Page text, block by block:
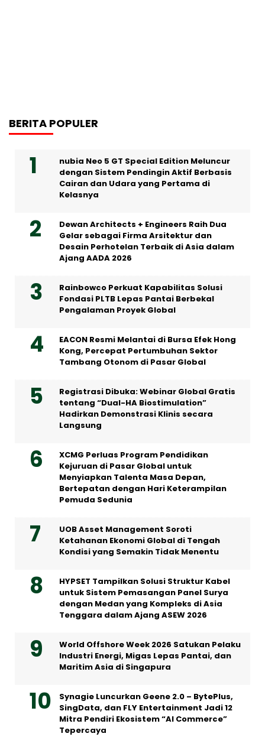
BERITA POPULER
nubia Neo 5 GT Special Edition Meluncur
dengan Sistem Pendingin Aktif Berbasis
Cairan dan Udara yang Pertama di
Kelasnya
Dewan Architects + Engineers Raih Dua
Gelar sebagai Firma Arsitektur dan
Desain Perhotelan Terbaik di Asia dalam
Ajang AADA 2026
Rainbowco Perkuat Kapabilitas Solusi
Fondasi PLTB Lepas Pantai Berbekal
Pengalaman Proyek Global
EACON Resmi Melantai di Bursa Efek Hong
Kong, Percepat Pertumbuhan Sektor
Tambang Otonom di Pasar Global
Registrasi Dibuka: Webinar Global Gratis
tentang “Dual-HA Biostimulation”
Hadirkan Demonstrasi Klinis secara
Langsung
XCMG Perluas Program Pendidikan
Kejuruan di Pasar Global untuk
Menyiapkan Talenta Masa Depan,
Bertepatan dengan Hari Keterampilan
Pemuda Sedunia
UOB Asset Management Soroti
Ketahanan Ekonomi Global di Tengah
Kondisi yang Semakin Tidak Menentu
HYPSET Tampilkan Solusi Struktur Kabel
untuk Sistem Pemasangan Panel Surya
dengan Medan yang Kompleks di Asia
Tenggara dalam Ajang ASEW 2026
World Offshore Week 2026 Satukan Pelaku
Industri Energi, Migas Lepas Pantai, dan
Maritim Asia di Singapura
Synagie Luncurkan Geene 2.0 – BytePlus,
SingData, dan FLY Entertainment Jadi 12
Mitra Pendiri Ekosistem “AI Commerce”
Tepercaya